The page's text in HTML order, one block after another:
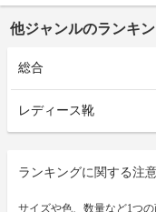
他ジャンルのランキ
総合
レディース靴
ランキングに関する注
サイズや色、数量など1つ